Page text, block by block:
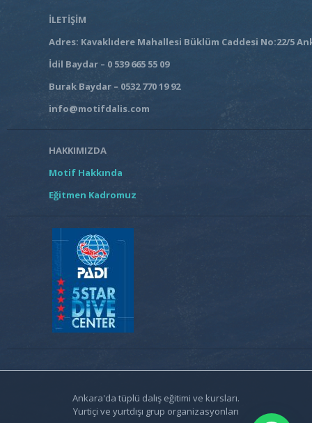
İLETİŞİM
Adres: Kavaklıdere Mahallesi Büklüm Caddesi No:22/5
İdil Baydar – 0 539 665 55 09
Burak Baydar – 0532 770 19 92
info@motifdalis.com
HAKKIMIZDA
Motif Hakkında
Eğitmen Kadromuz
Ankara'da tüplü dalış eğitimi ve kursları.
Yurtiçi ve yurtdışı grup organizasyonları